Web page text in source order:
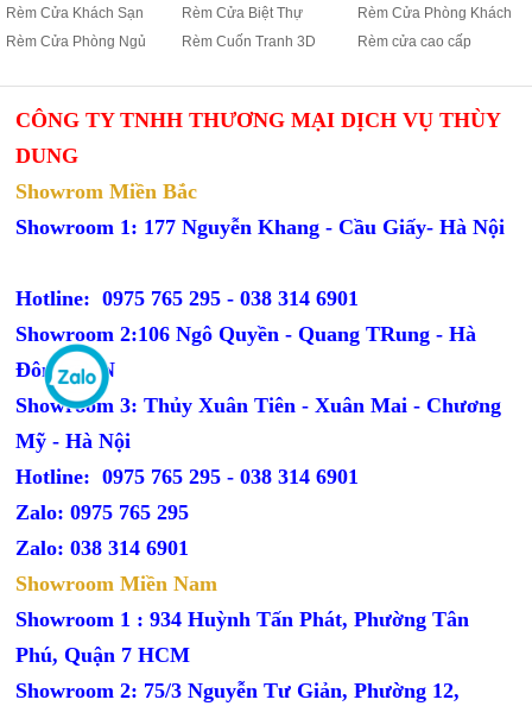
Rèm Cửa Khách Sạn
Rèm Cửa Biệt Thự
Rèm Cửa Phòng Khách
Rèm Cửa Phòng Ngủ
Rèm Cuốn Tranh 3D Rèm cửa cao cấp
CÔNG TY TNHH THƯƠNG MẠI DỊCH VỤ THÙY
DUNG
Showrom Miền Bắc
Showroom 1: 177 Nguyễn Khang - Cầu Giấy- Hà Nội
Hotline: 0975 765 295 -038 314 6901
Showroom 2:106 Ngô Quyền - Quang TRung - Hà
Đông - HN
Showroom 3: Thủy Xuân Tiên - Xuân Mai - Chương
Mỹ - Hà Nội
Hotline: 0975 765 295 -038 314 6901
Zalo: 0975 765 295
Zalo: 038 314 6901
Showroom Miền Nam
Showroom 1 : 934 Huỳnh Tấn Phát, Phường Tân
Phú, Quận 7 HCM
Showroom 2: 75/3 Nguyễn Tư Giản, Phường 12,